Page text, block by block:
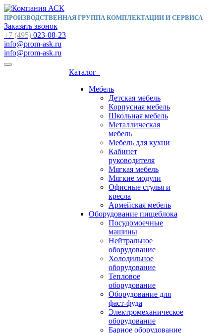
ПРОИЗВОДСТВЕННАЯ ГРУППА КОМПЛЕКТАЦИИ И СЕРВИСА
Заказать звонок
+7 (495) 023-08-23
info@prom-ask.ru
info@prom-ask.ru
Каталог
Мебель
Детская мебель
Корпусная мебель
Школьная мебель
Металлическая
мебель
Мебель для кухни
Кабинет
руководителя
Мягкая мебель
Мягкие модули
Офисные стулья и
кресла
Армейская мебель
Оборудование пищеблока
Посудомоечные
машины
Нейтральное
оборудование
Холодильное
оборудование
Тепловое
оборудование
Оборудование для
фаст-фуда
Электромеханическое
оборудование
Барное оборудование